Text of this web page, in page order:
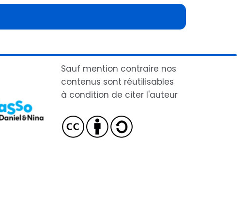
Sauf mention contraire nos
contenus sont réutilisables
à condition de citer l'auteur